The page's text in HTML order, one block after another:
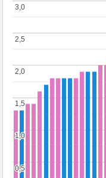
0,5
0,5
1,0
1,0
1,5
1,5
2,0
2,0
2,5
2,5
3,0
3,0